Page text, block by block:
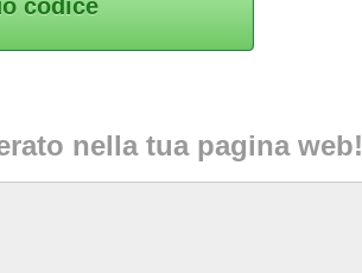
nella tua pagina web!